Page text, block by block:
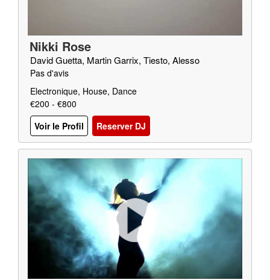
Nikki Rose
David Guetta, Martin Garrix, Tiesto, Alesso
Pas d'avis
Electronique, House, Dance
€200 - €800
Voir le Profil
Reserver DJ